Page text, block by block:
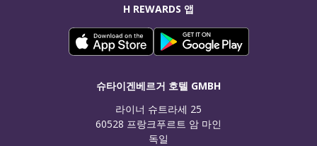
H REWARDS 앱
슈타이겐베르거 호텔 GMBH
라이너 슈트라세 25
60528 프랑크푸르트 암 마인
독일